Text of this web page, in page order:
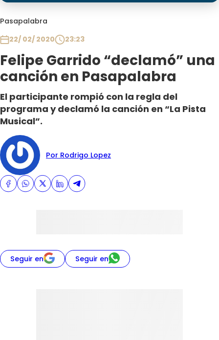
Pasapalabra
22/ 02/ 2020
23:23
Felipe Garrido “declamó” una
canción en Pasapalabra
El participante rompió con la regla del
programa y declamó la canción en “La Pista
Musical”.
Por Rodrigo Lopez
Seguir en Seguir en
Contigo en Directo
Plan Perfecto
El Tiempo
Sabingo
Todos Los Programas